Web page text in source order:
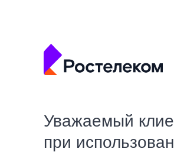
Уважаемый
при